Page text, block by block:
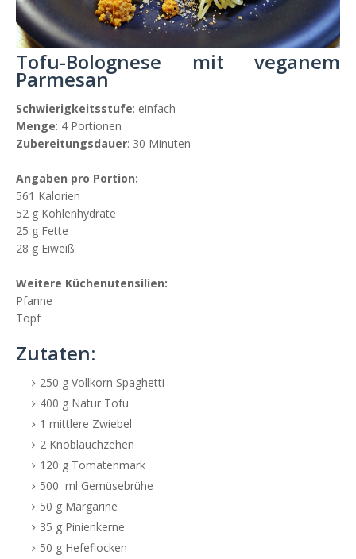
Tofu-Bolognese mit veganem
Parmesan
Schwierigkeitsstufe: einfach
Menge: 4 Portionen
Zubereitungsdauer: 30 Minuten
Angaben pro Portion:
561 Kalorien
52 g Kohlenhydrate
25 g Fette
28 g Eiweiß
Weitere Küchenutensilien:
Pfanne
Topf
Zutaten:
250 g Vollkorn Spaghetti
400 g Natur Tofu
1 mittlere Zwiebel
2 Knoblauchzehen
120 g Tomatenmark
500 ml Gemüsebrühe
50 g Margarine
35 g Pinienkerne
50 g Hefeflocken